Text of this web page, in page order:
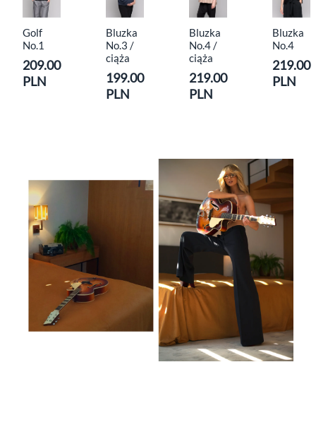
Golf
No.1
209.00
PLN
Bluzka
No.3 /
ciąża
199.00
PLN
Bluzka
No.4 /
ciąża
219.00
PLN
Bluzka
No.4
219.00
PLN